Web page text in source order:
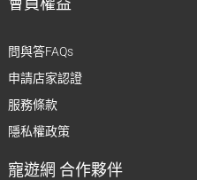
問與答FAQs
申請店家認證
服務條款
隱私權政策
寵遊網 合作夥伴